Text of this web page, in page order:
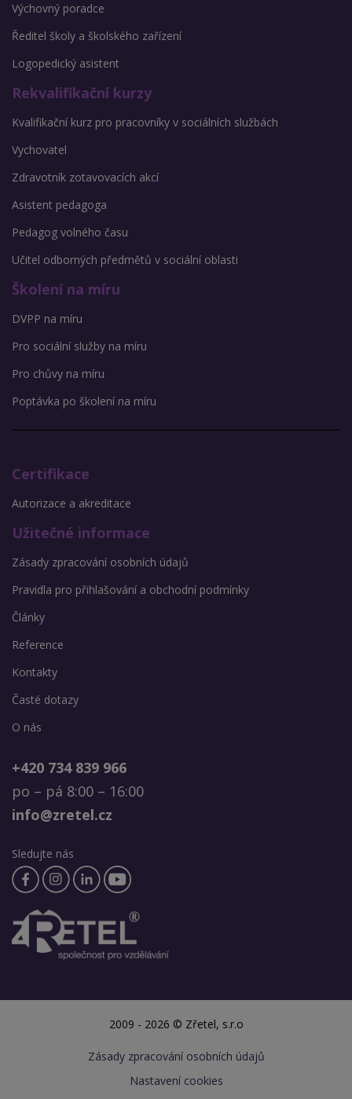
Výchovný poradce
Ředitel školy a školského zařízení
Logopedický asistent
Rekvalifikační kurzy
Kvalifikační kurz pro pracovníky v sociálních službách
Vychovatel
Zdravotník zotavovacích akcí
Asistent pedagoga
Pedagog volného času
Učitel odborných předmětů v sociální oblasti
Školení na míru
DVPP na míru
Pro sociální služby na míru
Pro chůvy na míru
Poptávka po školení na míru
Certifikace
Autorizace a akreditace
Užitečné informace
Zásady zpracování osobních údajů
Pravidla pro přihlašování a obchodní podmínky
Články
Reference
Kontakty
Časté dotazy
O nás
+420 734 839 966
po – pá 8:00 – 16:00
info@zretel.cz
Sledujte nás
2009 - 2026 © Zřetel, s.r.o
Zásady zpracování osobních údajů
Nastavení cookies